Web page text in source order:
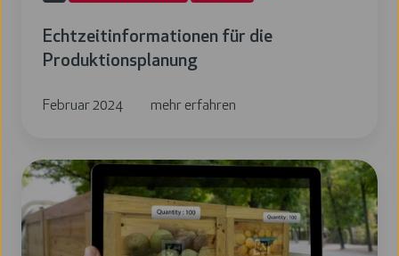
Echtzeitinformationen für die
Produktionsplanung
Februar 2024 mehr erfahren
Behältermanagement:
Lokalisieren
von
Gütern